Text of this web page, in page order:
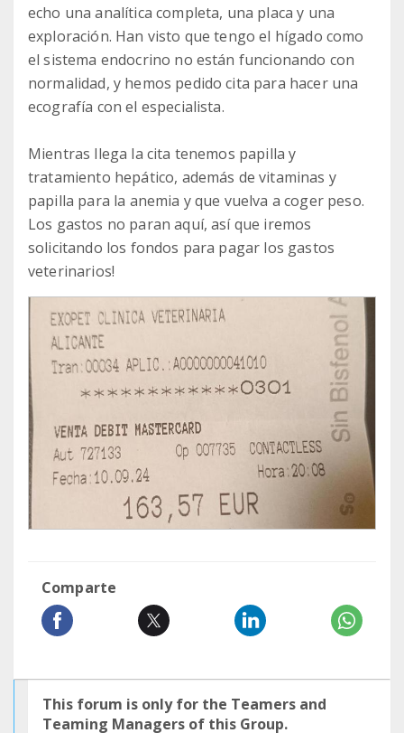
echo una analítica completa, una placa y una
exploración. Han visto que tengo el hígado como
el sistema endocrino no están funcionando con
normalidad, y hemos pedido cita para hacer una
ecografía con el especialista.
Mientras llega la cita tenemos papilla y
tratamiento hepático, además de vitaminas y
papilla para la anemia y que vuelva a coger peso.
Los gastos no paran aquí, así que iremos
solicitando los fondos para pagar los gastos
veterinarios!
Comparte
This forum is only for the Teamers and
Teaming Managers of this Group.